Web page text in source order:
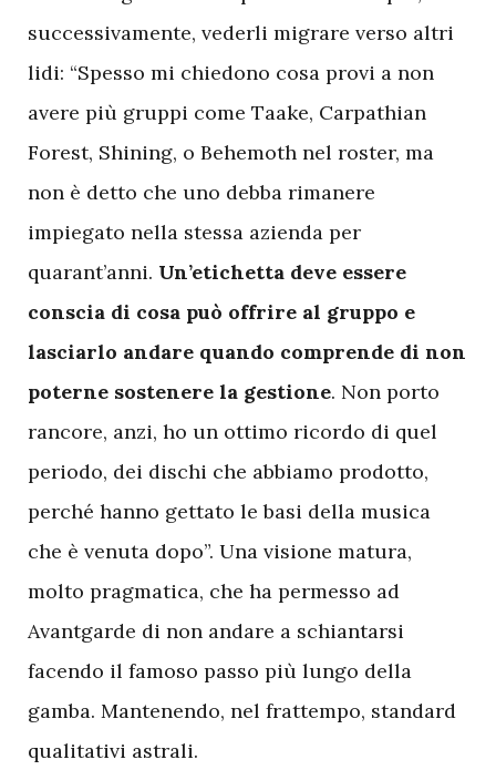
successivamente, vederli migrare verso altri
lidi: “Spesso mi chiedono cosa provi a non
avere più gruppi come Taake, Carpathian
Forest, Shining, o Behemoth nel roster, ma
non è detto che uno debba rimanere
impiegato nella stessa azienda per
quarant’anni. Un’etichetta deve essere
conscia di cosa può offrire al gruppo e
lasciarlo andare quando comprende di non
poterne sostenere la gestione. Non porto
rancore, anzi, ho un ottimo ricordo di quel
periodo, dei dischi che abbiamo prodotto,
perché hanno gettato le basi della musica
che è venuta dopo”. Una visione matura,
molto pragmatica, che ha permesso ad
Avantgarde di non andare a schiantarsi
facendo il famoso passo più lungo della
gamba. Mantenendo, nel frattempo, standard
qualitativi astrali.